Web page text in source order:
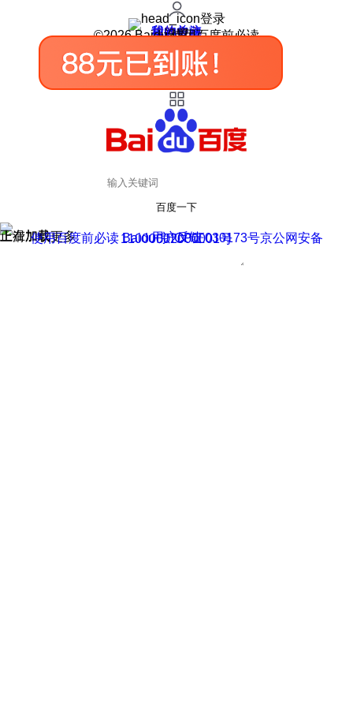
登录
我的关注
我的收藏
皮肤中心
用户反馈
设置
©2026 Baidu 使用百度前必读
百度一下
正在加载
上滑加载更多 用户反馈
使用百度前必读 Baidu 京ICP证030173号
京公网安备11000002000001号